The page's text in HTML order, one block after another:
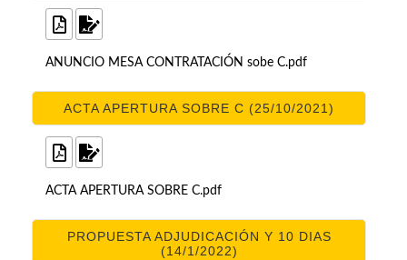
ANUNCIO MESA CONTRATACIÓN sobe C.pdf
ACTA APERTURA SOBRE C (25/10/2021)
ACTA APERTURA SOBRE C.pdf
PROPUESTA ADJUDICACIÓN Y 10 DIAS
(14/1/2022)